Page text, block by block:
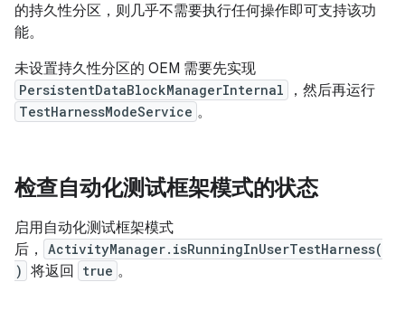
的持久性分区，则几乎不需要执行任何操作即可支持该功
能。
未设置持久性分区的 OEM 需要先实现
PersistentDataBlockManagerInternal ，然后再运行
TestHarnessModeService 。
检查自动化测试框架模式的状态
启用自动化测试框架模式
后，
ActivityManager.isRunningInUserTestHarness(
) 将返回 true 。